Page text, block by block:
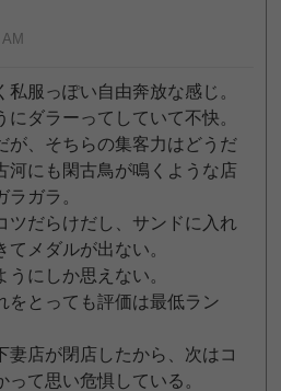
服っぽい自由奔放な感じ。
にダラーってしていて不快。
が、そちらの集客力はどうだ
河にも閑古鳥が鳴くような店
ガラ。
ツだらけだし、サンドに入れ
メダルが出ない。
うにしか思えない。
をとっても評価は最低ラン
妻店が閉店したから、次はコ
て思い危惧している。